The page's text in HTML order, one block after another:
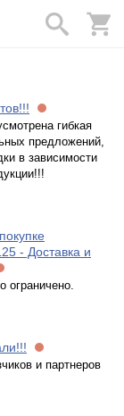
гибкая
предложений,
в зависимости
- Доставка и
ограничено.
и партнеров